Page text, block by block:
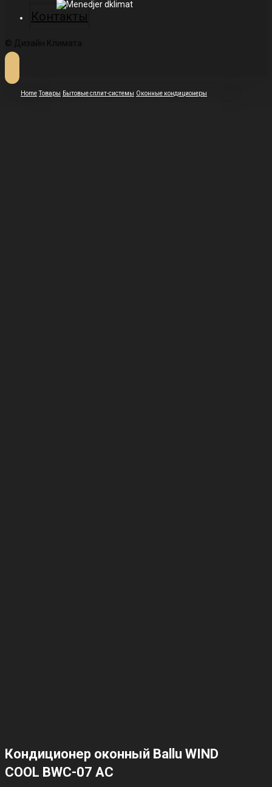
Контакты
© Дизайн Климата
Home Товары Бытовые сплит-системы Оконные кондиционеры
Кондиционер оконный Ballu WIND
COOL BWC-07 AC